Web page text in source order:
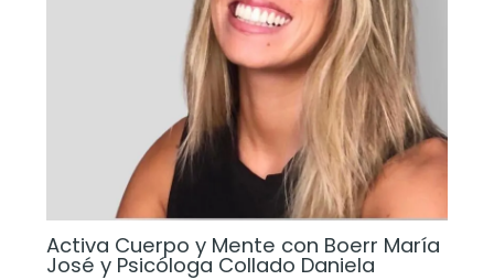
Activa Cuerpo y Mente con Boerr María
José y Psicóloga Collado Daniela